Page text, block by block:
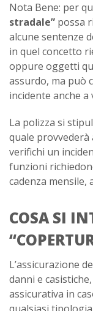
Nota Bene: per
stradale” possa
alcune sentenze
in quel concetto
oppure oggetti
assurdo, ma può
incidente anche a
La polizza si
quale provvederà
verifichi un
funzioni
cadenza mensile,
COSA SI
L’assicurazione
danni e
assicurativa in